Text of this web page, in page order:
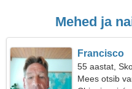
Mehed ja
Francisco
55 aastat,
Mees otsib